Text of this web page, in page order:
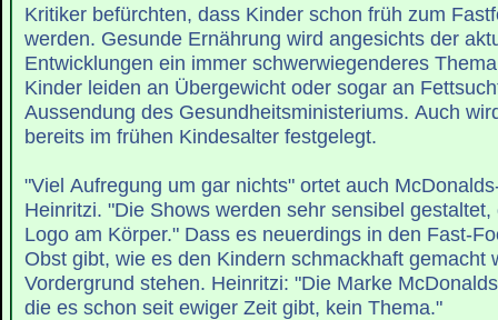
Kritiker befürchten, dass Kinder schon früh zum
werden. Gesunde Ernährung wird angesichts der
Entwicklungen ein immer schwerwiegenderes
Kinder leiden an Übergewicht oder sogar an
Aussendung des Gesundheitsministeriums. Auch
bereits im frühen Kindesalter festgelegt.
"Viel Aufregung um gar nichts" ortet auch
Heinritzi. "Die Shows werden sehr sensibel
Logo am Körper." Dass es neuerdings in den Fast-
Obst gibt, wie es den Kindern schmackhaft gemacht
Vordergrund stehen. Heinritzi: "Die Marke
die es schon seit ewiger Zeit gibt, kein Thema."